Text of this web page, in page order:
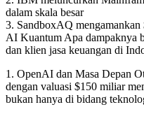
dalam skala besar
3. SandboxAQ
AI Kuantum Apa dampaknya
dan klien jasa keuangan di
1. OpenAI dan Masa Depan
dengan valuasi $150 miliar
bukan hanya di bidang